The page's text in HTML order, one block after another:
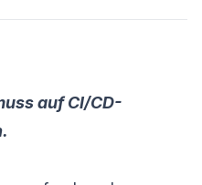
auf CI/CD-